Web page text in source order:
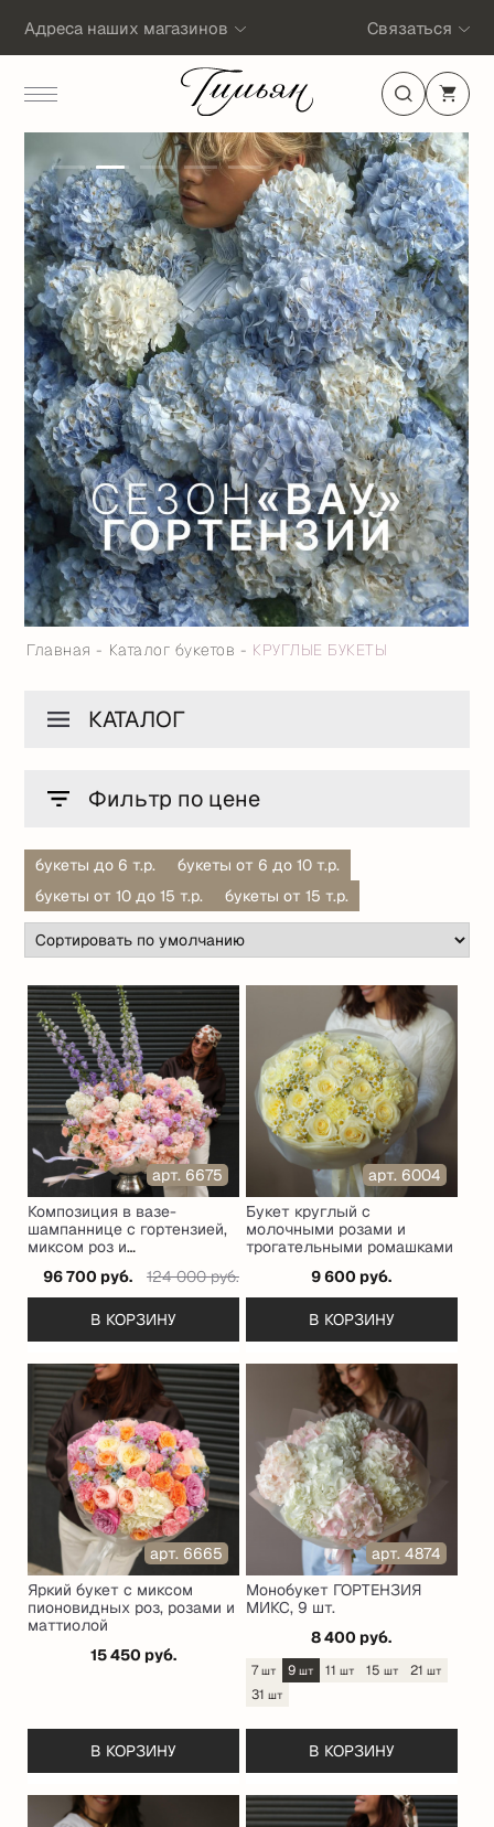
Адреса наших магазинов Связаться
Главная Каталог букетов КРУГЛЫЕ БУКЕТЫ
КАТАЛОГ
Фильтр по цене
букеты до 6 т.р.
букеты от 6 до 10 т.р.
букеты от 10 до 15 т.р.
букеты от 15 т.р.
арт. 6675
Композиция в вазе-
шампаннице с гортензией,
миксом роз и
96 700 руб. 124 000 руб.
В КОРЗИНУ
арт. 6004
Букет круглый с
молочными розами и
трогательными ромашками
9 600 руб.
В КОРЗИНУ
арт. 6665
Яркий букет с миксом
пионовидных роз, розами и
маттиолой
15 450 руб.
В КОРЗИНУ
арт. 4874
Монобукет ГОРТЕНЗИЯ
МИКС, 9 шт.
8 400 руб.
7шт 9 шт 11 шт 15 шт 21 шт
31 шт
В КОРЗИНУ